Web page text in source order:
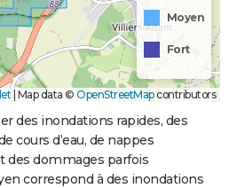
Moyen
Fort
| Map data © OpenStreetMapcontributors
des inondations rapides, des
cours d’eau, de nappes
des dommages parfois
correspond à des inondations